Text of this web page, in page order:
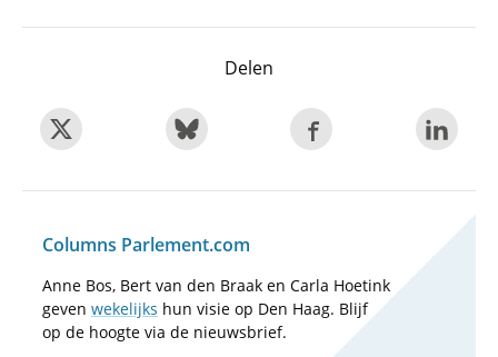
Delen
Columns Parlement.com
Anne Bos, Bert van den Braak en Carla Hoetink
geven wekelijks hun visie op Den Haag. Blijf
op de hoogte via de nieuwsbrief.